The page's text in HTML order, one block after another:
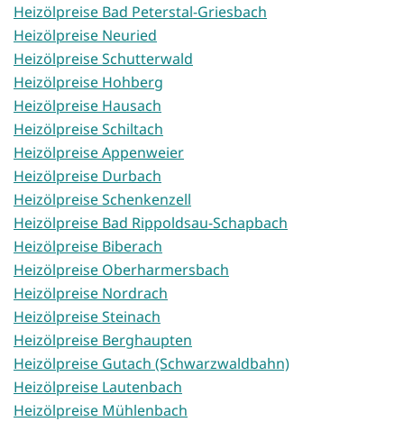
Heizölpreise Bad Peterstal-Griesbach
Heizölpreise Neuried
Heizölpreise Schutterwald
Heizölpreise Hohberg
Heizölpreise Hausach
Heizölpreise Schiltach
Heizölpreise Appenweier
Heizölpreise Durbach
Heizölpreise Schenkenzell
Heizölpreise Bad Rippoldsau-Schapbach
Heizölpreise Biberach
Heizölpreise Oberharmersbach
Heizölpreise Nordrach
Heizölpreise Steinach
Heizölpreise Berghaupten
Heizölpreise Gutach (Schwarzwaldbahn)
Heizölpreise Lautenbach
Heizölpreise Mühlenbach